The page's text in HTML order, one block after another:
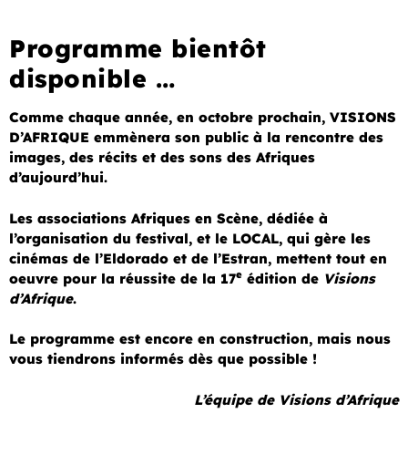
Programme bientôt
disponible …
Comme chaque année, en octobre prochain, VISIONS
D’AFRIQUE emmènera son public à la rencontre des
images, des récits et des sons des Afriques
d’aujourd’hui.
Les associations Afriques en Scène, dédiée à
l’organisation du festival, et le LOCAL, qui gère les
cinémas de l’Eldorado et de l’Estran, mettent tout en
oeuvre pour la réussite de la 17e édition de Visions
d’Afrique.
Le programme est encore en construction, mais nous
vous tiendrons informés dès que possible !
L’équipe de Visions d’Afrique